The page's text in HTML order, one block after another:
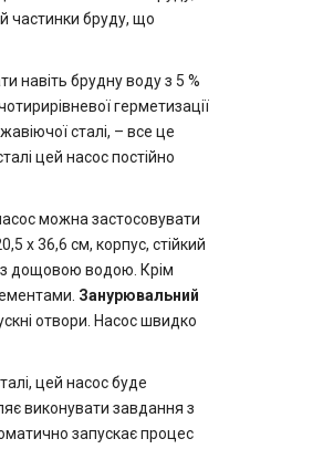
частинки бруду, що
навіть брудну воду з 5 %
герметизації
сталі, – все це
цей насос постійно
можна застосовувати
x 36,6 см, корпус, стійкий
дощовою водою. Крім
Занурювальний
отвори. Насос швидко
цей насос буде
виконувати завдання з
запускає процес